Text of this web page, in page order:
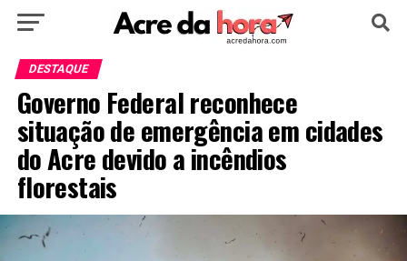
HOME
EDUCAÇÃO NOTÍCIA MUNDO
DESTAQUE
Governo Federal reconhece
situação de emergência em cidades
do Acre devido a incêndios
florestais